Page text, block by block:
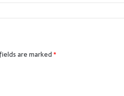
are marked*